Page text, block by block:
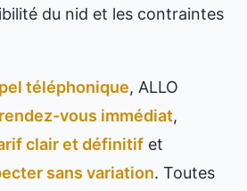
du nid et les contraintes
téléphonique, ALLO
vous immédiat,
clair et définitif et
sans variation. Toutes